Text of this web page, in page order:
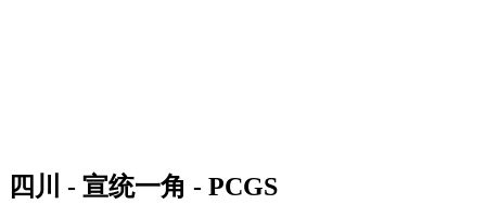
四川 - 宣统一角 - PCGS